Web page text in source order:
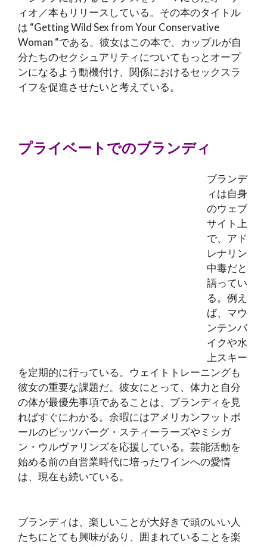
ィオ／本もリリースしている。その本のタイトル
は “Getting Wild Sex from Your Conservative
Woman “である。彼女はこの本で、カップルが自
分たちのセクシュアリティについてもっとオープ
ンになるよう動機付け、関係におけるセックスラ
イフを促進させたいと考えている。
プライベートでのブランディ
ブランデ
ィは自身
のウェブ
サイト上
で、アド
レナリン
中毒だと
語ってい
る。例え
ば、マウ
ンテンバ
イクや水
上スキー
を定期的に行っている。ウェイトトレーニングも
彼女の重要な課題だ。彼女にとって、体力と自分
の体が最優先事項であることは、ブランディを見
ればすぐにわかる。余暇にはアメリカンフットボ
ールのピッツバーグ・スティーラーズやミシガ
ン・ウルヴァリンズを応援している。芸能活動を
始める前の自営業時代に培ったワインへの愛情
は、現在も続いている。
ブランディは、楽しいことが大好きで頭のいい人
たちにとても興味があり、囲まれていることを楽